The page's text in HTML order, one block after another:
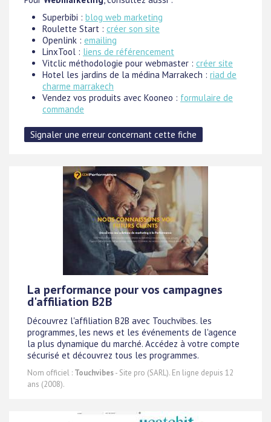
Superbibi : blog web marketing
Roulette Start : créer son site
Openlink : emailing
LinxTool : liens de référencement
Vitclic méthodologie pour webmaster : créer site
Hotel les jardins de la médina Marrakech : riad de
charme marrakech
Vendez vos produits avec Kooneo : formulaire de
commande
La performance pour vos campagnes
d'affiliation B2B
Découvrez l'affiliation B2B avec Touchvibes. les
programmes, les news et les événements de l'agence
la plus dynamique du marché. Accédez à votre compte
sécurisé et découvrez tous les programmes.
Nom officiel : Touchvibes- Site pro (SARL). En ligne depuis 12
ans (2008).